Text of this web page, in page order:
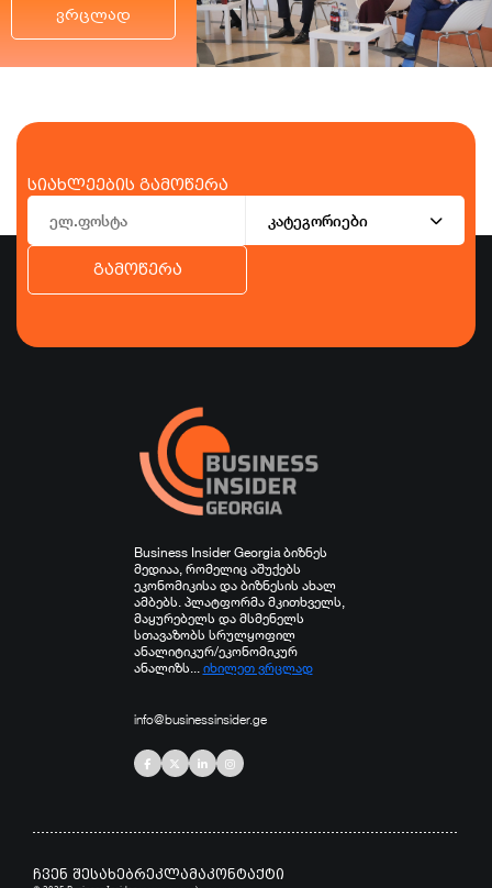
ვრცლად
სიახლეების გამოწერა
კატეგორიები
გამოწერა
Business Insider Georgia ბიზნეს
მედიაა, რომელიც აშუქებს
ეკონომიკისა და ბიზნესის ახალ
ამბებს. პლატფორმა მკითხველს,
მაყურებელს და მსმენელს
სთავაზობს სრულყოფილ
ანალიტიკურ/ეკონომიკურ
ანალიზს... იხილეთ ვრცლად
info@businessinsider.ge
ჩვენ შესახებრეკლამაკონტაქტი